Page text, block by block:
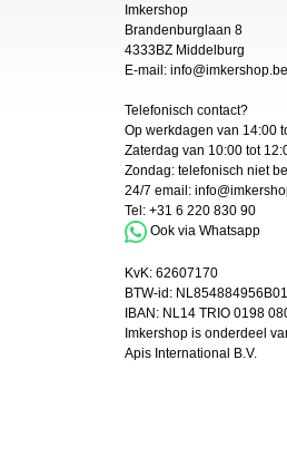
Imkershop
Brandenburglaan 8
4333BZ Middelburg
E-mail: info@imkershop.be
Telefonisch contact?
Op werkdagen van 14:00
Zaterdag van 10:00 tot
Zondag: telefonisch niet
24/7 email:
Tel: +31 6 220 830 90
Ook via Whatsapp
KvK: 62607170
BTW-id: NL854884956B01
IBAN: NL14 TRIO 0198
Imkershop is onderdeel
Apis International B.V.